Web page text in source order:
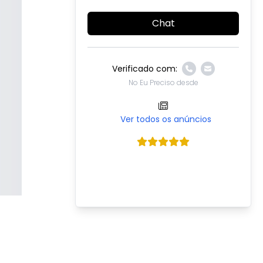
Chat
Verificado com:
No Eu Preciso desde
Ver todos os anúncios